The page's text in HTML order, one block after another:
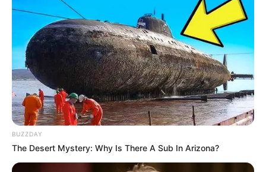
Źródło: Deadline / zdj. Sony
BUZZDAY
The Desert Mystery: Why Is There A Sub In Arizona?